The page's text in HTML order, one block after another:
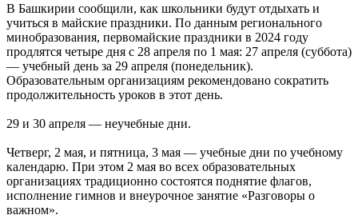
В Башкирии сообщили, как школьники будут отдыхать и
учиться в майские праздники. По данным регионального
минобразования, первомайские праздники в 2024 году
продлятся четыре дня с 28 апреля по 1 мая: 27 апреля (суббота)
— учебный день за 29 апреля (понедельник).
Образовательным организациям рекомендовано сократить
продолжительность уроков в этот день.
29 и 30 апреля — неучебные дни.
Четверг, 2 мая, и пятница, 3 мая — учебные дни по учебному
календарю. При этом 2 мая во всех образовательных
организациях традиционно состоятся поднятие флагов,
исполнение гимнов и внеурочное занятие «Разговоры о
важном».